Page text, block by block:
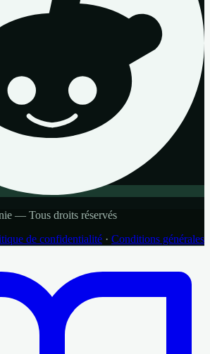
— Tous droits réservés
de confidentialité · Conditions générales